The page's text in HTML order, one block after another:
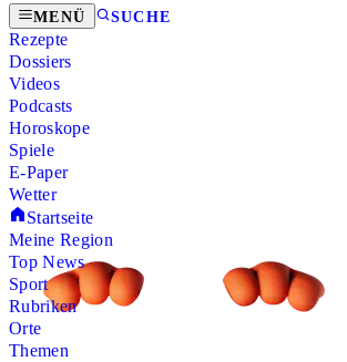
MENÜ SUCHE
Rezepte
Dossiers
Videos
Podcasts
Horoskope
Spiele
E-Paper
Wetter
Startseite
Meine Region
Top News
Sport
Rubriken
Orte
Themen